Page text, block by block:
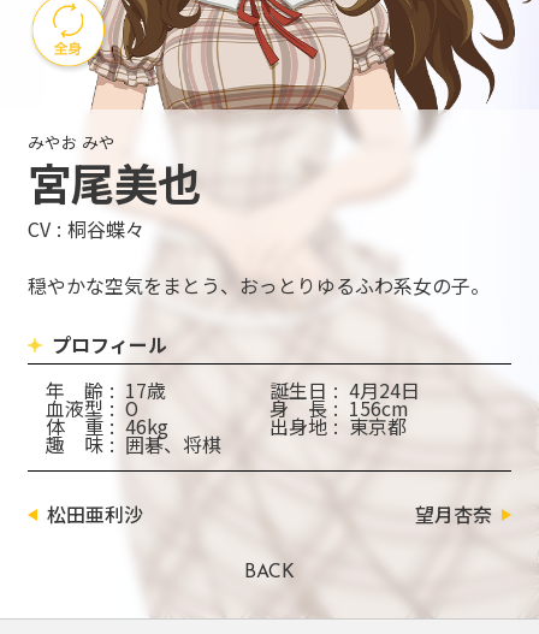
みやお みや
宮尾美也
CV 桐谷蝶々
穏やかな空気をまとう、おっとりゆるふわ系女の子。
プロフィール
年
齢 17歳 誕生日 4月24日
血液型 O 身 長 156cm
体 重 46kg 出身地 東京都
趣 味 囲碁、将棋
松田亜利沙 望月杏奈
BACK